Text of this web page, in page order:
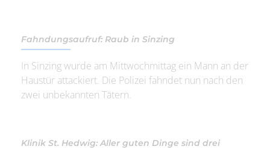
Fahndungsaufruf: Raub in Sinzing
In Sinzing wurde am Mittwochmittag ein Mann an der
Haustür attackiert. Die Polizei fahndet nun nach den
zwei unbekannten Tätern.
Klinik St. Hedwig: Aller guten Dinge sind drei